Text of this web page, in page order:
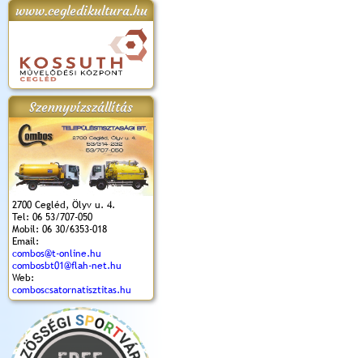
www.cegledikultura.hu
Szennyvízszállítás
2700 Cegléd, Ölyv u. 4.
Tel: 06 53/707-050
Mobil: 06 30/6353-018
Email:
combos@t-online.hu
combosbt01@flah-net.hu
Web:
comboscsatornatisztitas.hu
2018.
Kossuth Toborzó
Ünnepély
Szent István Ünnepe
(2017. 08. 20.)